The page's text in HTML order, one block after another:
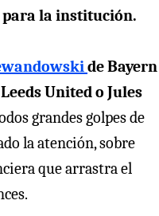
para la institución.
de Bayern
United o Jules
grandes golpes de
la atención, sobre
que arrastra el